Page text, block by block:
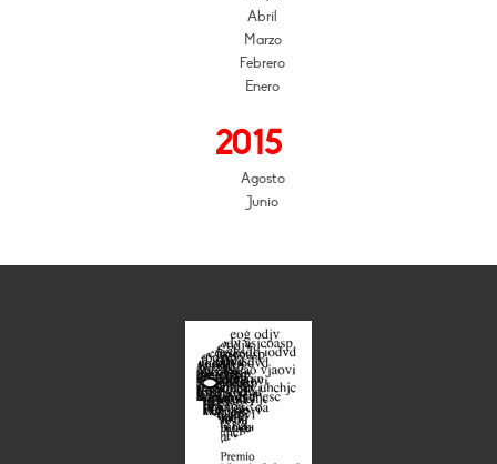
Abril
Marzo
Febrero
Enero
2015
Agosto
Junio